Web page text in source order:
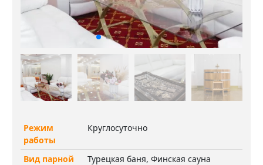
Режим
работы
Круглосуточно
Вид парной
Турецкая баня, Финская сауна